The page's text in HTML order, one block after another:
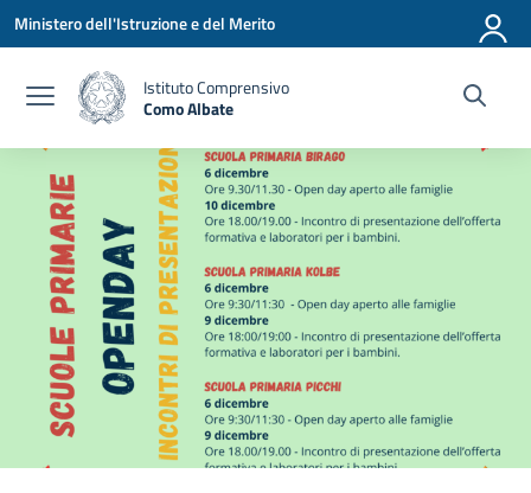
Vai ai contenuti
Vai al menu di navigazione
Vai al footer
Ministero dell'Istruzione e del Merito
Istituto Comprensivo
Como Albate